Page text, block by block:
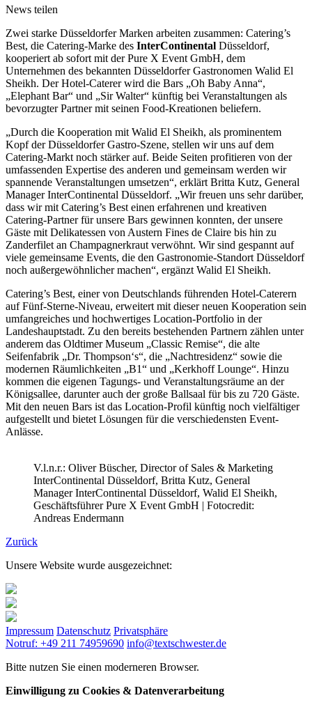
News teilen
Zwei starke Düsseldorfer Marken arbeiten zusammen: Catering’s
Best, die Catering-Marke des InterContinental Düsseldorf,
kooperiert ab sofort mit der Pure X Event GmbH, dem
Unternehmen des bekannten Düsseldorfer Gastronomen Walid El
Sheikh. Der Hotel-Caterer wird die Bars „Oh Baby Anna“,
„Elephant Bar“ und „Sir Walter“ künftig bei Veranstaltungen als
bevorzugter Partner mit seinen Food-Kreationen beliefern.
„Durch die Kooperation mit Walid El Sheikh, als prominentem
Kopf der Düsseldorfer Gastro-Szene, stellen wir uns auf dem
Catering-Markt noch stärker auf. Beide Seiten profitieren von der
umfassenden Expertise des anderen und gemeinsam werden wir
spannende Veranstaltungen umsetzen“, erklärt Britta Kutz, General
Manager InterContinental Düsseldorf. „Wir freuen uns sehr darüber,
dass wir mit Catering’s Best einen erfahrenen und kreativen
Catering-Partner für unsere Bars gewinnen konnten, der unsere
Gäste mit Delikatessen von Austern Fines de Claire bis hin zu
Zanderfilet an Champagnerkraut verwöhnt. Wir sind gespannt auf
viele gemeinsame Events, die den Gastronomie-Standort Düsseldorf
noch außergewöhnlicher machen“, ergänzt Walid El Sheikh.
Catering’s Best, einer von Deutschlands führenden Hotel-Caterern
auf Fünf-Sterne-Niveau, erweitert mit dieser neuen Kooperation sein
umfangreiches und hochwertiges Location-Portfolio in der
Landeshauptstadt. Zu den bereits bestehenden Partnern zählen unter
anderem das Oldtimer Museum „Classic Remise“, die alte
Seifenfabrik „Dr. Thompson‘s“, die „Nachtresidenz“ sowie die
modernen Räumlichkeiten „B1“ und „Kerkhoff Lounge“. Hinzu
kommen die eigenen Tagungs- und Veranstaltungsräume an der
Königsallee, darunter auch der große Ballsaal für bis zu 720 Gäste.
Mit den neuen Bars ist das Location-Profil künftig noch vielfältiger
aufgestellt und bietet Lösungen für die verschiedensten Event-
Anlässe.
V.l.n.r.: Oliver Büscher, Director of Sales & Marketing
InterContinental Düsseldorf, Britta Kutz, General
Manager InterContinental Düsseldorf, Walid El Sheikh,
Geschäftsführer Pure X Event GmbH | Fotocredit:
Andreas Endermann
Zurück
Unsere Website wurde ausgezeichnet:
Impressum Datenschutz Privatsphäre
Notruf: +49 211 74959690 info@textschwester.de
Bitte nutzen Sie einen moderneren Browser.
Einwilligung zu Cookies & Datenverarbeitung